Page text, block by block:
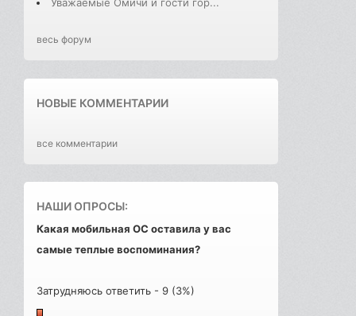
весь форум
НОВЫЕ КОММЕНТАРИИ
все комментарии
НАШИ ОПРОСЫ:
Какая мобильная ОС оставила у вас
самые теплые воспоминания?
Затрудняюсь ответить - 9 (3%)